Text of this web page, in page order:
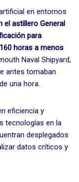
en entornos
el astillero General
para
horas a menos
Naval Shipyard,
antes tomaban
una hora.
eficiencia y
tecnologías en la
desplegados
datos críticos y